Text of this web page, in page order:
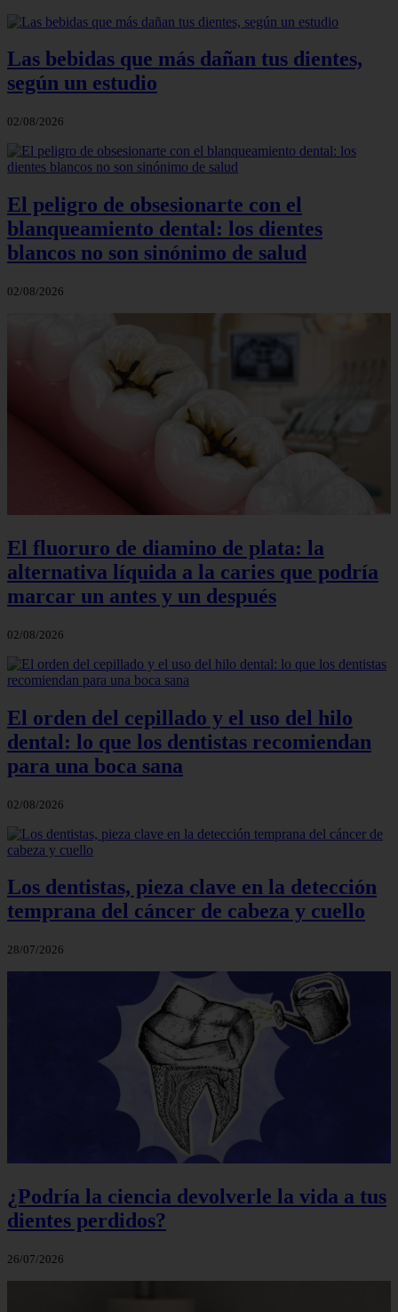
Las bebidas que más dañan tus dientes,
según un estudio
02/08/2026
El peligro de obsesionarte con el
blanqueamiento dental: los dientes
blancos no son sinónimo de salud
02/08/2026
El fluoruro de diamino de plata: la
alternativa líquida a la caries que podría
marcar un antes y un después
02/08/2026
El orden del cepillado y el uso del hilo
dental: lo que los dentistas recomiendan
para una boca sana
02/08/2026
Los dentistas, pieza clave en la detección
temprana del cáncer de cabeza y cuello
28/07/2026
¿Podría la ciencia devolverle la vida a tus
dientes perdidos?
26/07/2026